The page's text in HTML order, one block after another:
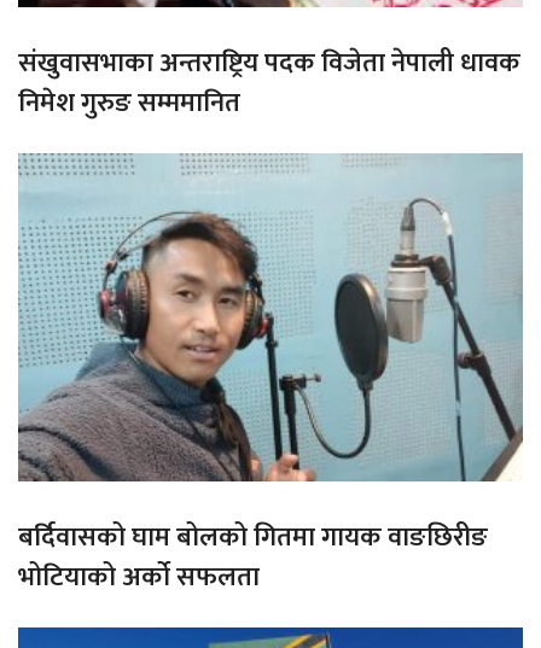
संखुवासभाका अन्तराष्ट्रिय पदक विजेता नेपाली धावक
निमेश गुरुङ सम्ममानित
बर्दिवासको घाम बोलको गितमा गायक वाङछिरीङ
भोटियाको अर्को सफलता